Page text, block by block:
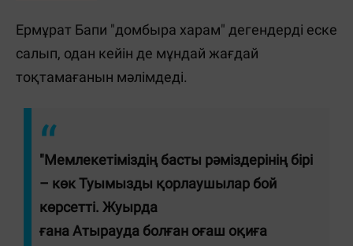
Ермұрат Бапи "домбыра харам" дегендерді еске
салып, одан кейін де мұндай жағдай
тоқтамағанын мәлімдеді.
"Мемлекетіміздің басты рәміздерінің бірі
– көк Туымызды қорлаушылар бой
көрсетті. Жуырда
ғана Атырауда болған оғаш оқиға